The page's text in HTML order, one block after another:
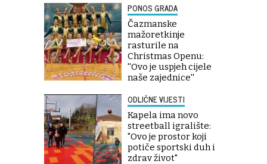
PONOS GRADA
Čazmanske
mažoretkinje
rasturile na
Christmas Openu:
''Ovo je uspjeh cijele
naše zajednice''
ODLIČNE VIJESTI
Kapela ima novo
streetball igralište:
"Ovo je prostor koji
potiče sportski duh i
zdrav život"